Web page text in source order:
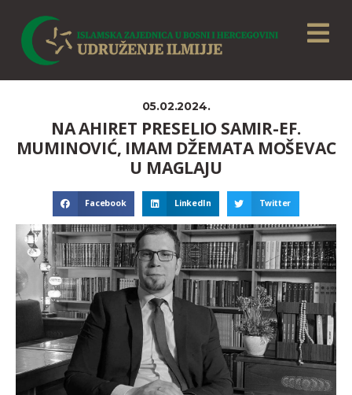
05.02.2024.
NA AHIRET PRESELIO SAMIR-EF.
MUMINOVIĆ, IMAM DŽEMATA MOŠEVAC
U MAGLAJU
Facebook LinkedIn Twitter